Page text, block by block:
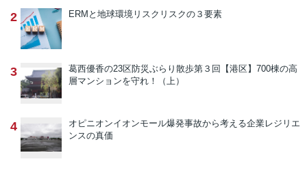
2 ERMと地球環境リスク リスクの３要素
3 葛西優香の23区防災ぶらり散歩第３回【港区】700棟の高
層マンションを守れ！（上）
4 オピニオンイオンモール爆発事故から考える企業レジリエ
ンスの真価